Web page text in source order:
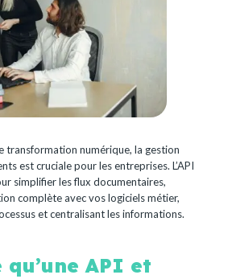
transformation numérique, la gestion
est cruciale pour les entreprises. L’API
simplifier les flux documentaires,
complète avec vos logiciels métier,
et centralisant les informations.
qu’une API et